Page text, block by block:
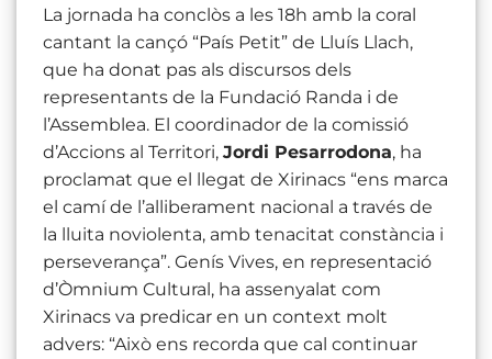
La jornada ha conclòs a les 18h amb la coral
cantant la cançó “País Petit” de Lluís Llach,
que ha donat pas als discursos dels
representants de la Fundació Randa i de
l’Assemblea. El coordinador de la comissió
d’Accions al Territori, Jordi Pesarrodona, ha
proclamat que el llegat de Xirinacs “ens marca
el camí de l’alliberament nacional a través de
la lluita noviolenta, amb tenacitat constància i
perseverança”. Genís Vives, en representació
d’Òmnium Cultural, ha assenyalat com
Xirinacs va predicar en un context molt
advers: “Això ens recorda que cal continuar